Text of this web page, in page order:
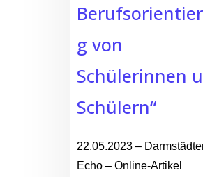
g von
Schülerinnen
Schülern“
22.05.2023 –
Echo – Online-Artikel